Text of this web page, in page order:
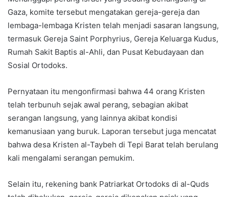
Gaza, komite tersebut mengatakan gereja-gereja dan
lembaga-lembaga Kristen telah menjadi sasaran langsung,
termasuk Gereja Saint Porphyrius, Gereja Keluarga Kudus,
Rumah Sakit Baptis al-Ahli, dan Pusat Kebudayaan dan
Sosial Ortodoks.
Pernyataan itu mengonfirmasi bahwa 44 orang Kristen
telah terbunuh sejak awal perang, sebagian akibat
serangan langsung, yang lainnya akibat kondisi
kemanusiaan yang buruk. Laporan tersebut juga mencatat
bahwa desa Kristen al-Taybeh di Tepi Barat telah berulang
kali mengalami serangan pemukim.
Selain itu, rekening bank Patriarkat Ortodoks di al-Quds